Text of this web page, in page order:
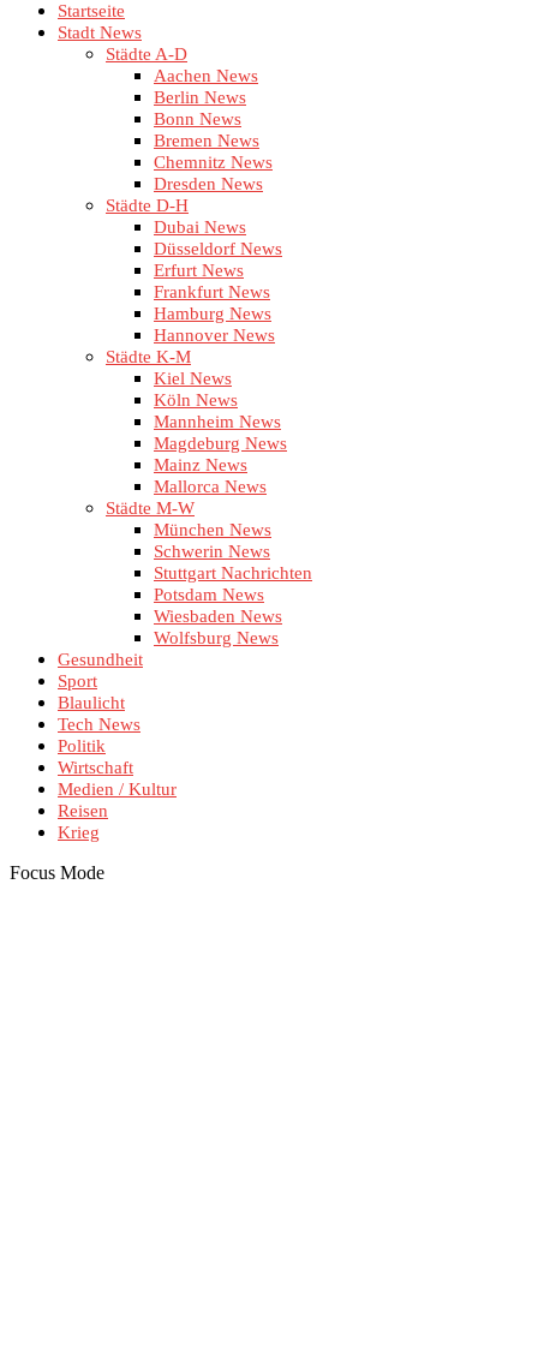
Startseite
Stadt News
Städte A-D
Aachen News
Berlin News
Bonn News
Bremen News
Chemnitz News
Dresden News
Städte D-H
Dubai News
Düsseldorf News
Erfurt News
Frankfurt News
Hamburg News
Hannover News
Städte K-M
Kiel News
Köln News
Mannheim News
Magdeburg News
Mainz News
Mallorca News
Städte M-W
München News
Schwerin News
Stuttgart Nachrichten
Potsdam News
Wiesbaden News
Wolfsburg News
Gesundheit
Sport
Blaulicht
Tech News
Politik
Wirtschaft
Medien / Kultur
Reisen
Krieg
Focus Mode